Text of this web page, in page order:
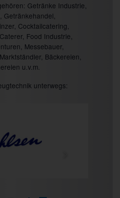
Getränke Industrie,
Getränkehandel,
Cocktailcatering,
Food Industrie,
Messebauer,
Bäckereien,
u.v.m.
unterwegs: